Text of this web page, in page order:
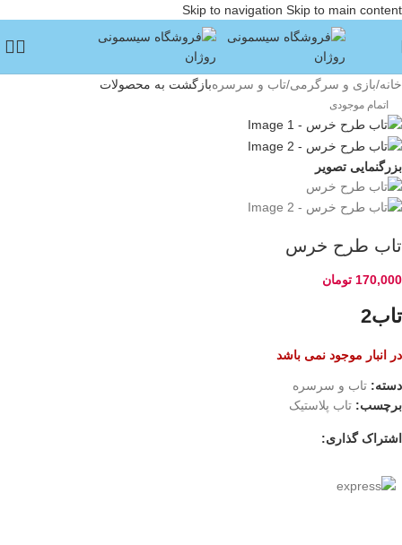
Skip to navigation Skip to main content
خانه/بازی و سرگرمی/تاب و سرسرهبازگشت به محصولات
اتمام موجودی
بزرگنمایی تصویر
تاب طرح خرس
170,000 تومان
تاب2
در انبار موجود نمی باشد
دسته: تاب و سرسره
برچسب: تاب پلاستیک
اشتراک گذاری: